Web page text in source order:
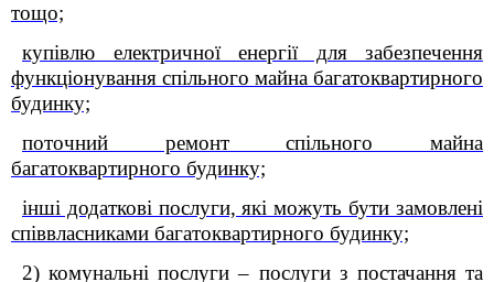
тощо;
купівлю електричної енергії для забезпечення
функціонування спільного майна багатоквартирного
будинку;
поточний ремонт спільного майна
багатоквартирного будинку;
інші додаткові послуги, які можуть бути замовлені
співвласниками багатоквартирного будинку;
2) комунальні послуги – послуги з постачання та